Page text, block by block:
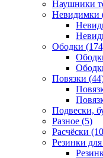
Наушники
Невидимки
Ободки
Повязки
Подвески,
Разное (5)
Расчёски
Резинки